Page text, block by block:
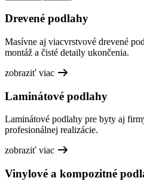
Drevené podlahy
Masívne aj viacvrstvové drevené
montáž a čisté detaily ukončenia.
zobraziť viac
Laminátové podlahy
Laminátové podlahy pre byty aj
profesionálnej realizácie.
zobraziť viac
Vinylové a kompozitné